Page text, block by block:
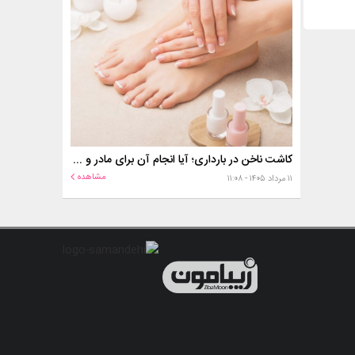
کاشت ناخن در بارداری؛ آیا انجام آن برای مادر و جنین خطر دارد؟
۱۱ مرداد ۱۴۰۵ - ۱۱:۰۸ مشاهده